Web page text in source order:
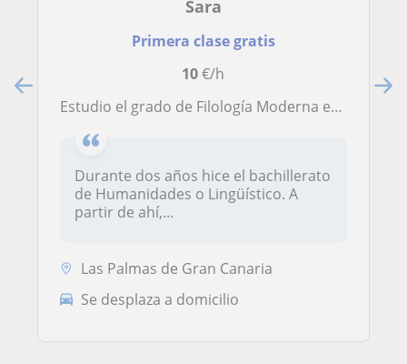
Sara
Primera clase gratis
10€/h
Estudio el grado de Filología Moderna en la Universidad Las Palmas de Gran Canaria. Me veo capaz de enseñar todo lo que sé y soy
Durante dos años hice el bachillerato
de Humanidades o Lingüístico. A
partir de ahí,...
Las Palmas de Gran Canaria
Se desplaza a domicilio